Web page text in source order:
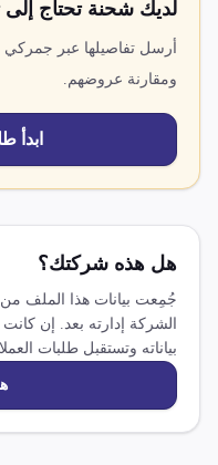
لديك شحنة تحتاج
أرسل تفاصيلها عبر
ومقارنة عروضهم.
ابدأ
هل هذه شركتك؟
جُمِعت بيانات هذا الملف
الشركة إدارته بعد. إن
بياناته وتستقبل طلبات